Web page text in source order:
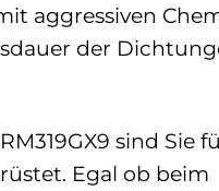
aggressiven
der
sind Sie
Egal ob beim